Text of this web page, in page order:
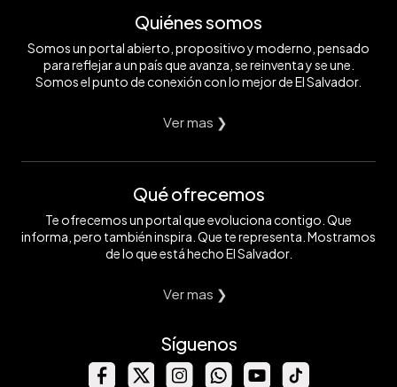
Quiénes somos
Somos un portal abierto, propositivo y moderno, pensado
para reflejar a un país que avanza, se reinventa y se une.
Somos el punto de conexión con lo mejor de El Salvador.
Ver mas ❯
Qué ofrecemos
Te ofrecemos un portal que evoluciona contigo. Que
informa, pero también inspira. Que te representa. Mostramos
de lo que está hecho El Salvador.
Ver mas ❯
Síguenos